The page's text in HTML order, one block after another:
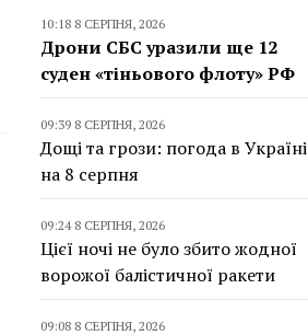
10:18 8 СЕРПНЯ, 2026
Дрони СБС уразили ще 12
суден «тіньового флоту» РФ
09:39 8 СЕРПНЯ, 2026
Дощі та грози: погода в Україні
на 8 серпня
09:24 8 СЕРПНЯ, 2026
Цієї ночі не було збито жодної
ворожої балістичної ракети
09:08 8 СЕРПНЯ, 2026